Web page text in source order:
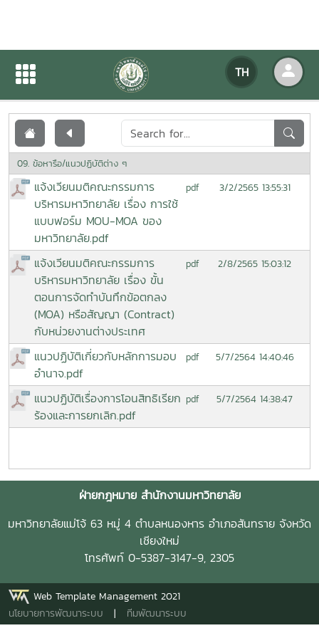
TH
เอกสารเผยแพร่
09. ข้อหารือ/แนวปฏิบัติต่าง ๆ
แจ้งเวียนมติคณะกรรมการ
บริหารมหาวิทยาลัย เรื่อง การใช้
แบบฟอร์ม MOU-MOA ของ
มหาวิทยาลัย.pdf
pdf 3/2/2565 13:55:31
แจ้งเวียนมติคณะกรรมการ
บริหารมหาวิทยาลัย เรื่อง ขั้น
ตอนการจัดทำบันทึกข้อตกลง
(MOA) หรือสัญญา (Contract)
กับหน่วยงานต่างประเทศ
pdf 2/8/2565 15:03:12
แนวปฏิบัติเกี่ยวกับหลักการมอบ
อำนาจ.pdf
pdf 5/7/2564 14:40:46
แนวปฏิบัติเรื่องการโอนสิทธิเรียก
ร้องและการยกเลิก.pdf
pdf 5/7/2564 14:38:47
ฝ่ายกฎหมาย สำนักงานมหาวิทยาลัย
มหาวิทยาลัยแม่โจ้ 63 หมู่ 4 ตำบลหนองหาร อำเภอสันทราย จังหวัด
เชียงใหม่
โทรศัพท์ 0-5387-3147-9, 2305
Web Template Management 2021
นโยบายการพัฒนาระบบ | ทีมพัฒนาระบบ